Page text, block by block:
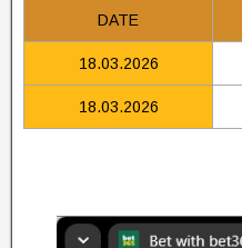
DATE
18.03.2026
18.03.2026